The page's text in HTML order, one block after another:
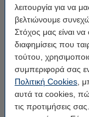
λειτουργία για να
βελτιώνουμε
Στόχος μας είναι
διαφημίσεις που
τούτου,
συμπεριφορά σας
Πολιτική Cookies ,
αυτά τα cookies,
τις προτιμήσεις
Φυσικά και αυτό το προϊόν
Χαρακτηριστικά
Χρήση:
Μάρκα:
Διαστάσεις: